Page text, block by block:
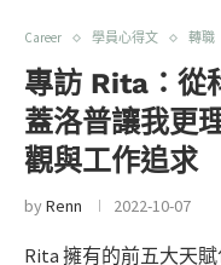
Career 學員心得文 轉職
專訪 Rita：從
蓋洛普讓我更
觀與工作追求
byRenn 2022-10-07
Rita 擁有的前五大天